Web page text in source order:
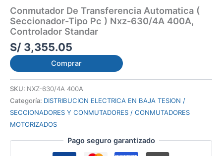
Conmutador De Transferencia Automatica (
Seccionador-Tipo Pc ) Nxz-630/4A 400A,
Controlador Standar
S/ 3,355.05
Comprar
SKU: NXZ-630/4A 400A
Categoría: DISTRIBUCION ELECTRICA EN BAJA TESION /
SECCIONADORES Y CONMUTADORES / CONMUTADORES
MOTORIZADOS
Pago seguro garantizado